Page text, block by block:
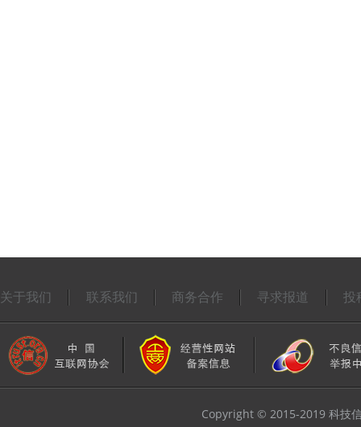
关于我们 联系我们 商务合作 寻求报道 投
Copyright © 2015-2019 科技